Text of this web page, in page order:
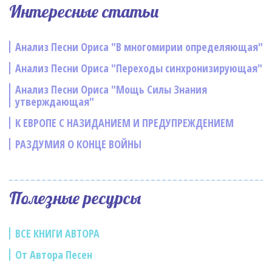
Интересные статьи
Анализ Песни Ориса "В многомирии определяющая"
Анализ Песни Ориса "Переходы синхронизирующая"
Анализ Песни Ориса "Мощь Силы Знания
утверждающая"
К ЕВРОПЕ С НАЗИДАНИЕМ И ПРЕДУПРЕЖДЕНИЕМ
РАЗДУМИЯ О КОНЦЕ ВОЙНЫ
Полезные ресурсы
ВСЕ КНИГИ АВТОРА
От Автора Песен